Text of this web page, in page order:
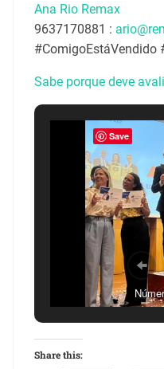
Ana Rio Remax
9637170881 :
#ComigoEstáVendido
Sabe porque deve
Share this:
Save